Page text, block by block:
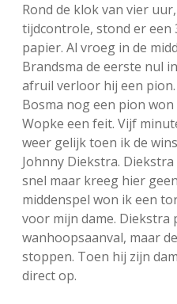
Rond de klok van vier
tijdcontrole, stond er een
papier. Al vroeg in de
Brandsma de eerste nul
afruil verloor hij een
Bosma nog een pion
Wopke een feit. Vijf
weer gelijk toen ik de
Johnny Diekstra.
snel maar kreeg hier
middenspel won ik een
voor mijn dame. Diekstra
wanhoopsaanval, maar
stoppen. Toen hij zijn
direct op.